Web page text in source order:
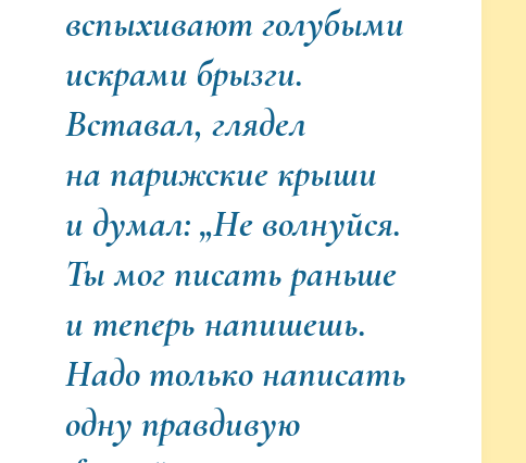
вспыхивают голубыми
искрами брызги.
Вставал, глядел
на парижские крыши
и думал: „Не волнуйся.
Ты мог писать раньше
и теперь напишешь.
Надо только написать
одну правдивую